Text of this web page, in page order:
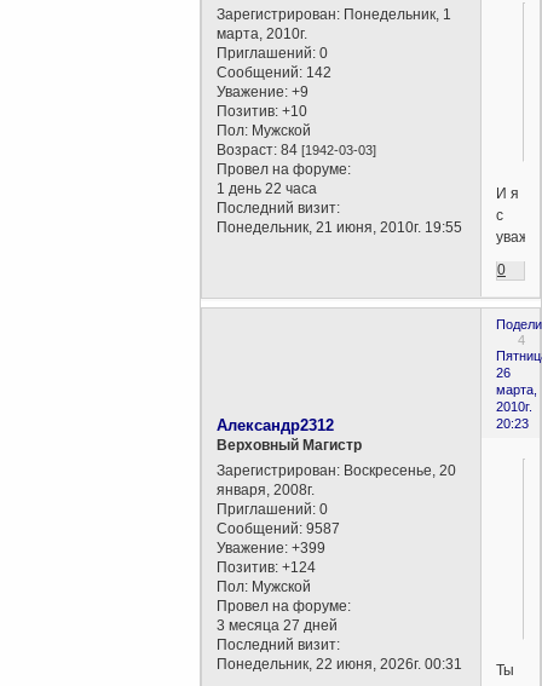
Зарегистрирован: Понедельник, 1
марта, 2010г.
Приглашений: 0
Сообщений: 142
Уважение: +9
Позитив: +10
Пол: Мужской
Возраст: 84[1942-03-03]
Провел на форуме:
1 день 22 часа
Последний визит:
Понедельник, 21 июня, 2010г. 19:55
И я
с
0
4
26
марта,
2010г.
20:23
Александр2312
Верховный Магистр
Зарегистрирован: Воскресенье, 20
января, 2008г.
Приглашений: 0
Сообщений: 9587
Уважение: +399
Позитив: +124
Пол: Мужской
Провел на форуме:
3 месяца 27 дней
Последний визит:
Понедельник, 22 июня, 2026г. 00:31
Ты